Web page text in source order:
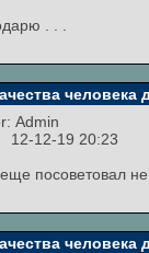
. . .
человека
Admin
12-12-19 20:23
посоветовал
человека